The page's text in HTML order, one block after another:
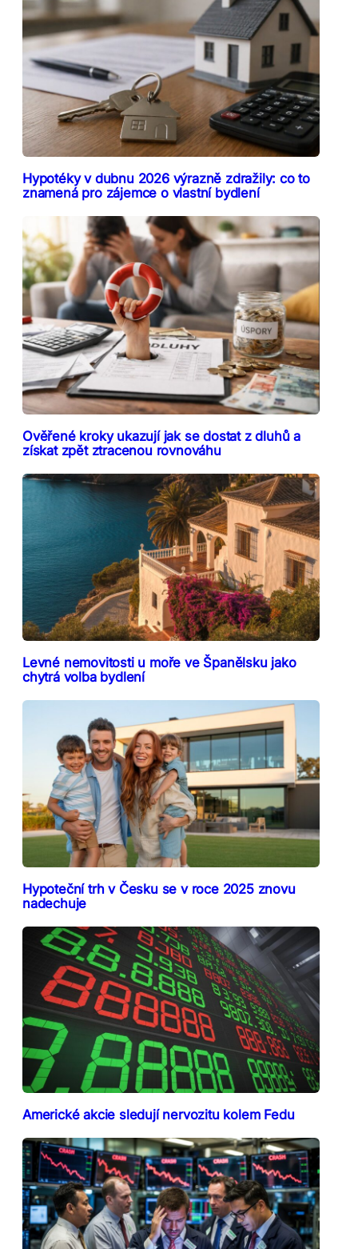
Hypotéky v dubnu 2026 výrazně zdražily: co to
znamená pro zájemce o vlastní bydlení
Ověřené kroky ukazují jak se dostat z dluhů a
získat zpět ztracenou rovnováhu
Levné nemovitosti u moře ve Španělsku jako
chytrá volba bydlení
Hypoteční trh v Česku se v roce 2025 znovu
nadechuje
Americké akcie sledují nervozitu kolem Fedu